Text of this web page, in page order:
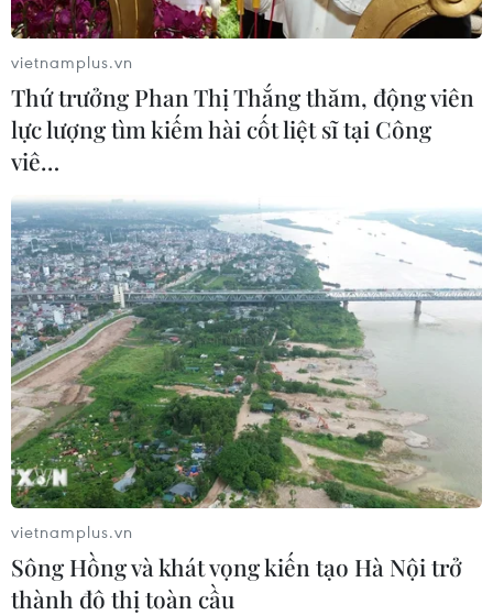
Lãnh đạo Triều Tiên Kim Jong-un
trở về nước sau hội nghị liên Triều
28/04/2018 03:46
Hình ảnh phát sóng trực tiếp trên truyền hình cho thấy
Tổng thống Hàn Quốc Moon Jae-in và nhà lãnh đạo
Triều Tiên Kim Jong-un bắt tay nhau trong khi hai phu
nhân ôm nhau chào từ biệt.
vietnamplus.vn
Thứ trưởng Phan Thị Thắng thăm, động viên
lực lượng tìm kiếm hài cốt liệt sĩ tại Công
viê…
vietnamplus.vn
Sông Hồng và khát vọng kiến tạo Hà Nội trở
thành đô thị toàn cầu